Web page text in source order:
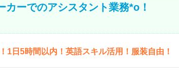
ーでのアシスタント業務*o！
1日5時間以内！英語スキル活用！服装自由！